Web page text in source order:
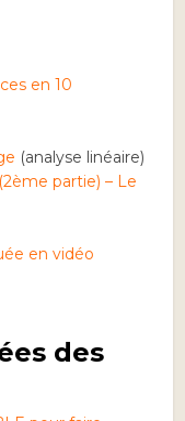
en 10
(analyse linéaire)
partie) – Le
en vidéo
des